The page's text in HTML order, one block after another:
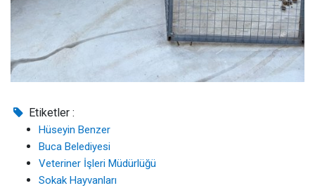
Etiketler :
Hüseyin Benzer
Buca Belediyesi
Veteriner İşleri Müdürlüğü
Sokak Hayvanları